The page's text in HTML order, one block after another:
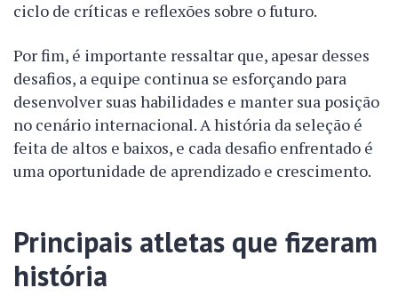
ciclo de críticas e reflexões sobre o futuro.
Por fim, é importante ressaltar que, apesar desses
desafios, a equipe continua se esforçando para
desenvolver suas habilidades e manter sua posição
no cenário internacional. A história da seleção é
feita de altos e baixos, e cada desafio enfrentado é
uma oportunidade de aprendizado e crescimento.
Principais atletas que fizeram
história